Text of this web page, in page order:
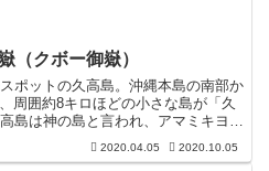
（クボー御嶽）
ポットの久高島。沖縄本島の南部か
周囲約8キロほどの小さな島が「久
島は神の島と言われ、アマミキヨと
と言われています。琉球...
2020.04.05 2020.10.05